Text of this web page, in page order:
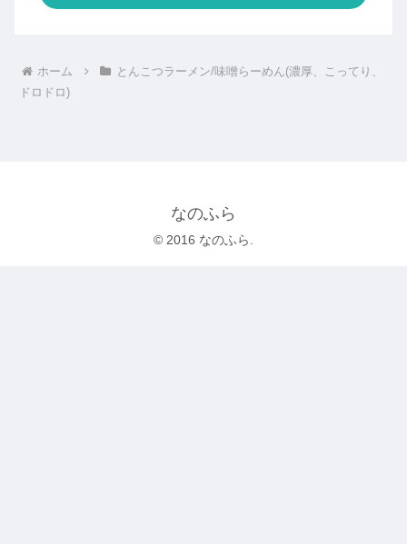
ホーム
とんこつラーメン/味噌らーめん(濃厚、こってり、
ドロドロ)
なのふら
© 2016 なのふら.